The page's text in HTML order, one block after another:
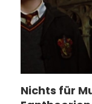
Nichts für